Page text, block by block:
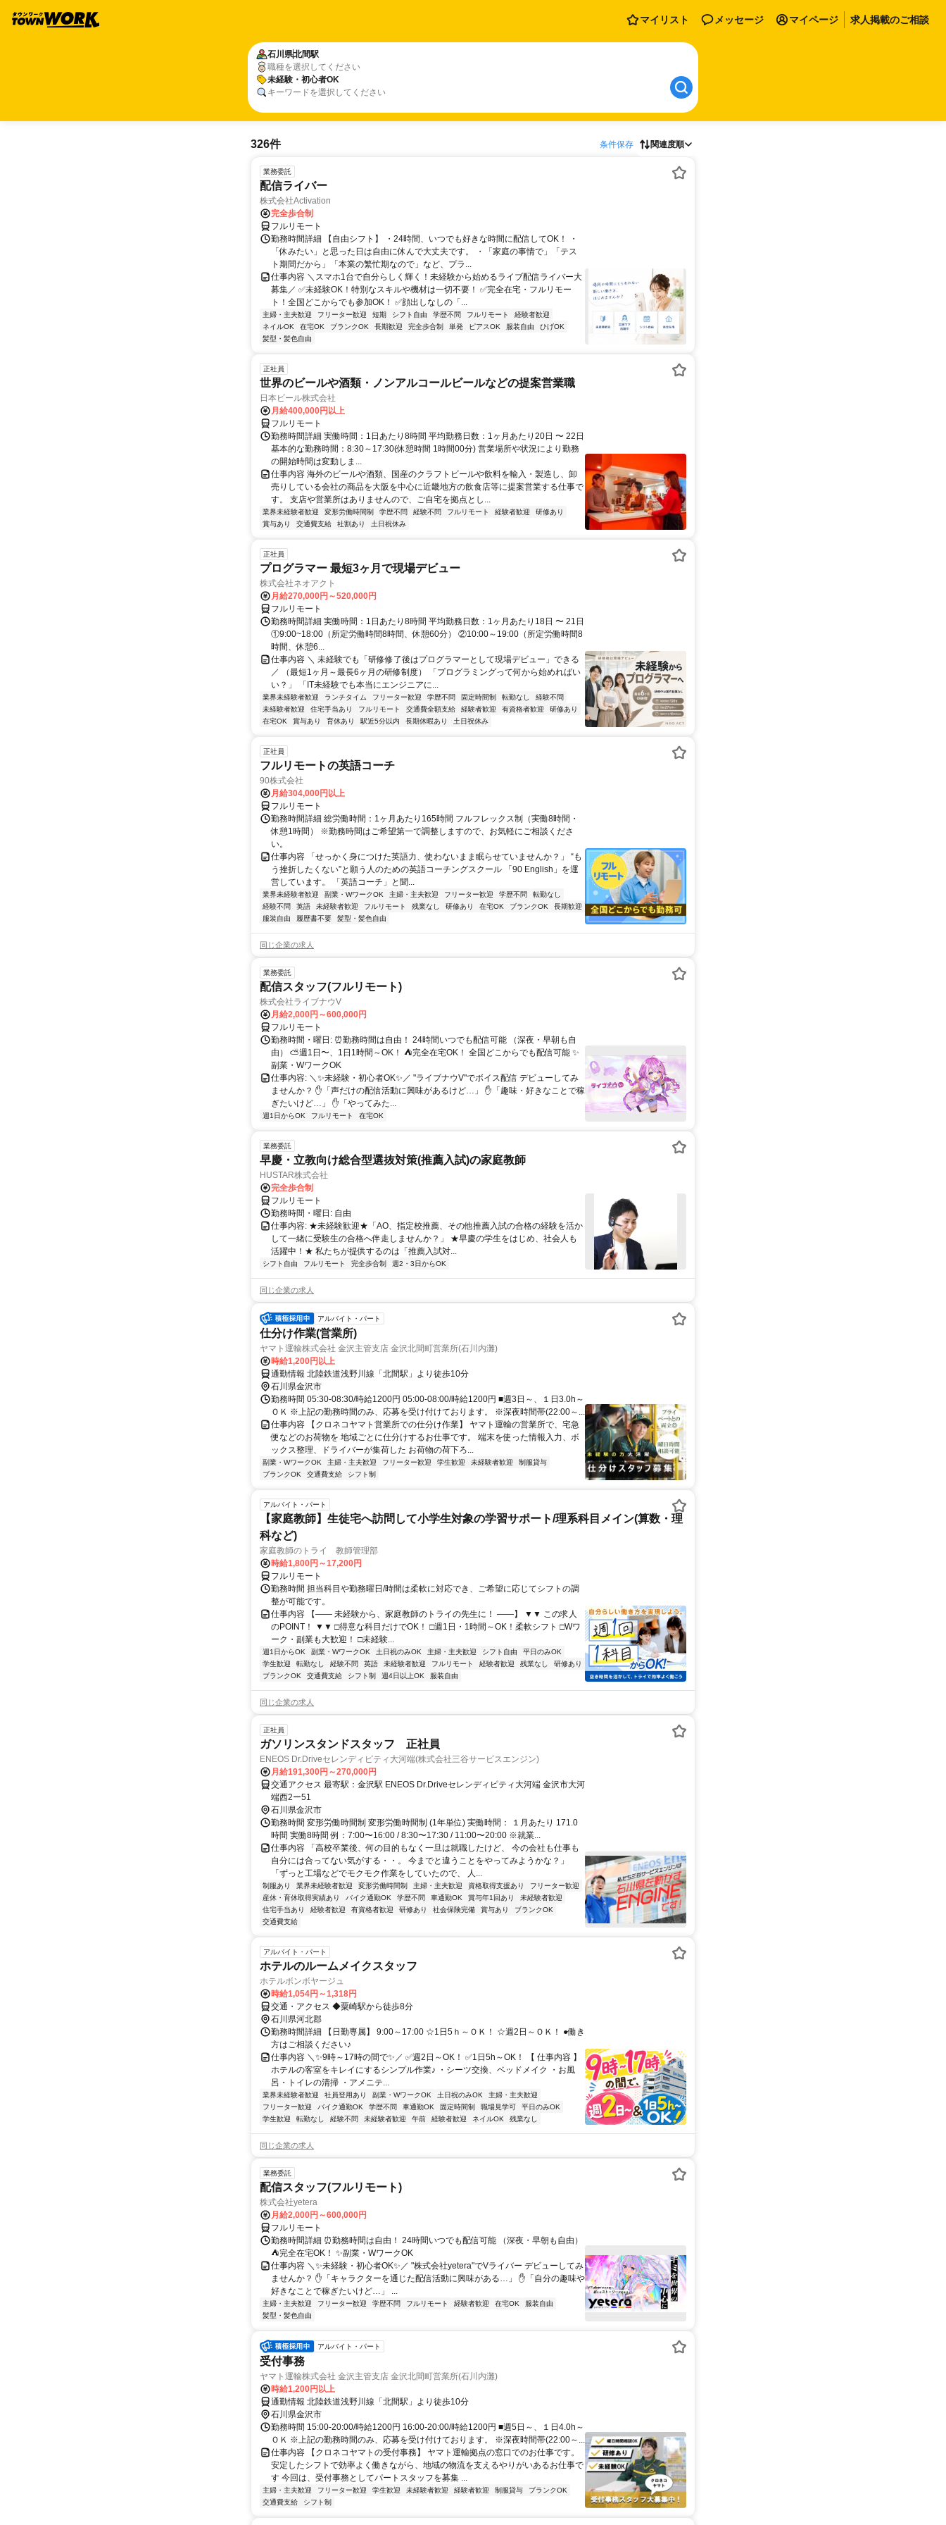
マイリスト メッセージ マイページ 求人掲載のご相談
石川県北間駅
職種を選択してください
未経験・初心者OK
キーワードを選択してください
326件 条件保存 関連度順
業務委託
配信ライバー
株式会社Activation
完全歩合制
フルリモート
勤務時間詳細 【自由シフト】 ・24時間、いつでも好きな時間に配信してOK！ ・
「休みたい」と思った日は自由に休んで大丈夫です。 ・「家庭の事情で」「テス
ト期間だから」「本業の繁忙期なので」など、プラ...
仕事内容 ＼スマホ1台で自分らしく輝く！未経験から始めるライブ配信ライバー大
募集／ ✅未経験OK！特別なスキルや機材は一切不要！ ✅完全在宅・フルリモー
ト！全国どこからでも参加OK！ ✅顔出しなしの「...
主婦・主夫歓迎 フリーター歓迎 短期 シフト自由 学歴不問 フルリモート
経験者歓迎
ネイルOK
在宅OK ブランクOK 長期歓迎 完全歩合制 単発 ピアスOK 服装自由
ひげOK
髪型・髪色自由
正社員
世界のビールや酒類・ノンアルコールビールなどの提案営業職
日本ビール株式会社
月給400,000円以上
フルリモート
勤務時間詳細 実働時間：1日あたり8時間 平均勤務日数：1ヶ月あたり20日 〜 22日
基本的な勤務時間：8:30～17:30(休憩時間 1時間00分) 営業場所や状況により勤務
の開始時間は変動しま...
仕事内容 海外のビールや酒類、国産のクラフトビールや飲料を輸入・製造し、卸
売りしている会社の商品を大阪を中心に近畿地方の飲食店等に提案営業する仕事で
す。 支店や営業所はありませんので、ご自宅を拠点とし...
業界未経験者歓迎 変形労働時間制 学歴不問 経験不問 フルリモート 経験者歓迎
研修あり
賞与あり
交通費支給 社割あり 土日祝休み
正社員
プログラマー 最短3ヶ月で現場デビュー
株式会社ネオアクト
月給270,000円～520,000円
フルリモート
勤務時間詳細 実働時間：1日あたり8時間 平均勤務日数：1ヶ月あたり18日 〜 21日
①9:00~18:00（所定労働時間8時間、休憩60分） ②10:00～19:00（所定労働時間8
時間、休憩6...
仕事内容 ＼ 未経験でも「研修修了後はプログラマーとして現場デビュー」できる
／ （最短1ヶ月～最長6ヶ月の研修制度） 「プログラミングって何から始めればい
い？」 「IT未経験でも本当にエンジニアに...
業界未経験者歓迎 ランチタイム フリーター歓迎 学歴不問 固定時間制 転勤なし
経験不問
未経験者歓迎
住宅手当あり フルリモート 交通費全額支給 経験者歓迎 有資格者歓迎
研修あり
在宅OK
賞与あり 育休あり 駅近5分以内 長期休暇あり 土日祝休み
正社員
フルリモートの英語コーチ
90株式会社
月給304,000円以上
フルリモート
勤務時間詳細 総労働時間：1ヶ月あたり165時間 フルフレックス制（実働8時間・
休憩1時間） ※勤務時間はご希望第一で調整しますので、お気軽にご相談くださ
い。
仕事内容 「せっかく身につけた英語力、使わないまま眠らせていませんか？」 “も
う挫折したくない”と願う人のための英語コーチングスクール 「90 English」を運
営しています。 「英語コーチ」と聞...
業界未経験者歓迎 副業・WワークOK 主婦・主夫歓迎 フリーター歓迎 学歴不問
転勤なし
経験不問
英語 未経験者歓迎 フルリモート 残業なし 研修あり 在宅OK ブランクOK
長期歓迎
服装自由
履歴書不要 髪型・髪色自由
同じ企業の求人
業務委託
配信スタッフ(フルリモート)
株式会社ライブナウV
月給2,000円～600,000円
フルリモート
勤務時間・曜日: ⏰勤務時間は自由！ 24時間いつでも配信可能 （深夜・早朝も自
由） ⛅週1日〜、1日1時間～OK！ ⛺完全在宅OK！ 全国どこからでも配信可能 ✨
副業・WワークOK
仕事内容: ＼✨未経験・初心者OK✨／ "ライブナウV"でボイス配信 デビューしてみ
ませんか？ ✋「声だけの配信活動に興味があるけど…」 ✋「趣味・好きなことで稼
ぎたいけど…」 ✋「やってみた...
週1日からOK フルリモート 在宅OK
業務委託
早慶・立教向け総合型選抜対策(推薦入試)の家庭教師
HUSTAR株式会社
完全歩合制
フルリモート
勤務時間・曜日: 自由
仕事内容: ★未経験歓迎★「AO、指定校推薦、その他推薦入試の合格の経験を活か
して一緒に受験生の合格へ伴走しませんか？」 ★早慶の学生をはじめ、社会人も
活躍中！★ 私たちが提供するのは「推薦入試対...
シフト自由 フルリモート 完全歩合制 週2・3日からOK
同じ企業の求人
アルバイト・パート
仕分け作業(営業所)
ヤマト運輸株式会社 金沢主管支店 金沢北間町営業所(石川内灘)
時給1,200円以上
通勤情報 北陸鉄道浅野川線「北間駅」より徒歩10分
石川県金沢市
勤務時間 05:30-08:30/時給1200円 05:00-08:00/時給1200円 ■週3日～、１日3.0h～
ＯＫ ※上記の勤務時間のみ、応募を受け付けております。 ※深夜時間帯(22:00～...
仕事内容 【クロネコヤマト営業所での仕分け作業】 ヤマト運輸の営業所で、宅急
便などのお荷物を 地域ごとに仕分けするお仕事です。 端末を使った情報入力、ボ
ックス整理、ドライバーが集荷した お荷物の荷下ろ...
副業・WワークOK 主婦・主夫歓迎 フリーター歓迎 学生歓迎 未経験者歓迎
制服貸与
ブランクOK
交通費支給 シフト制
アルバイト・パート
【家庭教師】生徒宅へ訪問して小学生対象の学習サポート/理系科目メイン(算数・理
科など)
家庭教師のトライ 教師管理部
時給1,800円～17,200円
フルリモート
勤務時間 担当科目や勤務曜日/時間は柔軟に対応でき、ご希望に応じてシフトの調
整が可能です。
仕事内容 【―― 未経験から、家庭教師のトライの先生に！ ――】 ▼▼ この求人
のPOINT！ ▼▼ □得意な科目だけでOK！ □週1日・1時間～OK！柔軟シフト □Wワ
ーク・副業も大歓迎！ □未経験...
週1日からOK 副業・WワークOK 土日祝のみOK 主婦・主夫歓迎 シフト自由
平日のみOK
学生歓迎
転勤なし 経験不問 英語 未経験者歓迎 フルリモート 経験者歓迎 残業なし
研修あり
ブランクOK
交通費支給 シフト制 週4日以上OK 服装自由
同じ企業の求人
正社員
ガソリンスタンドスタッフ 正社員
ENEOS Dr.Driveセレンディピティ大河端(株式会社三谷サービスエンジン)
月給191,300円～270,000円
交通アクセス 最寄駅：金沢駅 ENEOS Dr.Driveセレンディピティ大河端 金沢市大河
端西2ー51
石川県金沢市
勤務時間 変形労働時間制 変形労働時間制 (1年単位) 実働時間： １月あたり 171.0
時間 実働8時間 例：7:00〜16:00 / 8:30〜17:30 / 11:00〜20:00 ※就業...
仕事内容 「高校卒業後、何の目的もなく一旦は就職したけど、 今の会社も仕事も
自分には合ってない気がする・・。 今までと違うことをやってみようかな？」
「ずっと工場などでモクモク作業をしていたので、 人...
制服あり 業界未経験者歓迎 変形労働時間制 主婦・主夫歓迎 資格取得支援あり
フリーター歓迎
産休・育休取得実績あり
バイク通勤OK 学歴不問 車通勤OK 賞与年1回あり
未経験者歓迎
住宅手当あり
経験者歓迎 有資格者歓迎 研修あり 社会保険完備 賞与あり
ブランクOK
交通費支給
アルバイト・パート
ホテルのルームメイクスタッフ
ホテルボンボヤージュ
時給1,054円～1,318円
交通・アクセス ◆粟崎駅から徒歩8分
石川県河北郡
勤務時間詳細 【日勤専属】 9:00～17:00 ☆1日5ｈ～ＯＫ！ ☆週2日～ＯＫ！ ●働き
方はご相談ください♪
仕事内容 ＼✨9時～17時の間で✨／ ✅週2日～OK！ ✅1日5h～OK！ 【 仕事内容 】
ホテルの客室をキレイにするシンプル作業♪ ・シーツ交換、ベッドメイク ・お風
呂・トイレの清掃 ・アメニテ...
業界未経験者歓迎 社員登用あり 副業・WワークOK 土日祝のみOK
主婦・主夫歓迎
フリーター歓迎
バイク通勤OK 学歴不問 車通勤OK 固定時間制 職場見学可
平日のみOK
学生歓迎
転勤なし 経験不問 未経験者歓迎 午前 経験者歓迎 ネイルOK 残業なし
同じ企業の求人
業務委託
配信スタッフ(フルリモート)
株式会社yetera
月給2,000円～600,000円
フルリモート
勤務時間詳細 ⏰勤務時間は自由！ 24時間いつでも配信可能 （深夜・早朝も自由）
⛺完全在宅OK！ ✨副業・WワークOK
仕事内容 ＼✨未経験・初心者OK✨／ "株式会社yetera"でVライバー デビューしてみ
ませんか？ ✋「キャラクターを通じた配信活動に興味がある…」 ✋「自分の趣味や
好きなことで稼ぎたいけど…」 ...
主婦・主夫歓迎 フリーター歓迎 学歴不問 フルリモート 経験者歓迎 在宅OK
服装自由
髪型・髪色自由
アルバイト・パート
受付事務
ヤマト運輸株式会社 金沢主管支店 金沢北間町営業所(石川内灘)
時給1,200円以上
通勤情報 北陸鉄道浅野川線「北間駅」より徒歩10分
石川県金沢市
勤務時間 15:00-20:00/時給1200円 16:00-20:00/時給1200円 ■週5日～、１日4.0h～
ＯＫ ※上記の勤務時間のみ、応募を受け付けております。 ※深夜時間帯(22:00～...
仕事内容 【クロネコヤマトの受付事務】 ヤマト運輸拠点の窓口でのお仕事です。
安定したシフトで効率よく働きながら、地域の物流を支えるやりがいあるお仕事で
す 今回は、受付事務としてパートスタッフを募集 ...
主婦・主夫歓迎 フリーター歓迎 学生歓迎 未経験者歓迎 経験者歓迎 制服貸与
ブランクOK
交通費支給
シフト制